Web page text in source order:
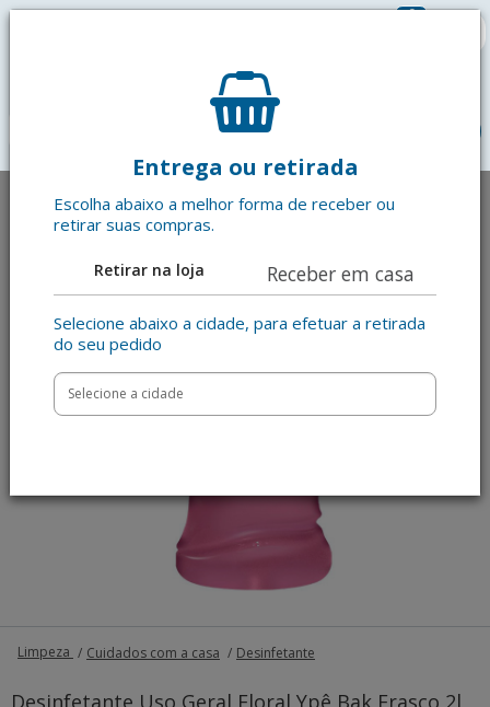
0
Entrega ou retirada
Escolha abaixo a melhor forma de receber ou
retirar suas compras.
Retirar na loja Receber em casa
Selecione abaixo a cidade, para efetuar a retirada
do seu pedido
Limpeza Cuidados com a casa Desinfetante
Desinfetante Uso Geral Floral Ypê Bak Frasco 2l